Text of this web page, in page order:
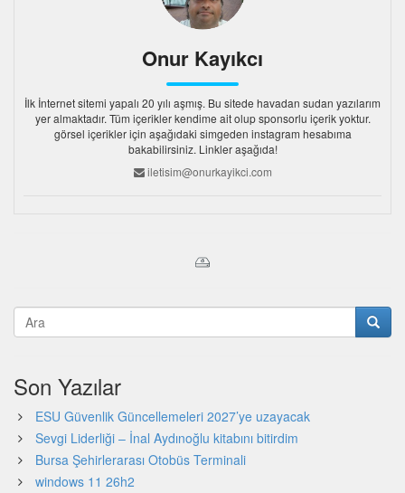
Onur Kayıkcı
İlk İnternet sitemi yapalı 20 yılı aşmış. Bu sitede havadan sudan yazılarım
yer almaktadır. Tüm içerikler kendime ait olup sponsorlu içerik yoktur.
görsel içerikler için aşağıdaki simgeden instagram hesabıma
bakabilirsiniz. Linkler aşağıda!
iletisim@onurkayikci.com
Son Yazılar
ESU Güvenlik Güncellemeleri 2027’ye uzayacak
Sevgi Liderliği – İnal Aydınoğlu kitabını bitirdim
Bursa Şehirlerarası Otobüs Terminali
windows 11 26h2